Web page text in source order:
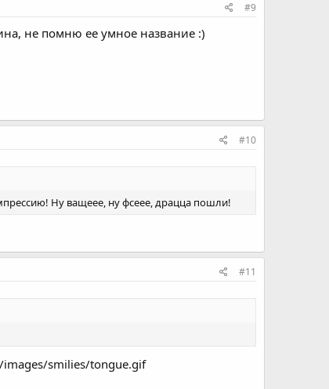
#9
не помню ее умное название :)
#10
Ну ващеее, ну фсеее, драцца пошли!
#11
smilies/tongue.gif